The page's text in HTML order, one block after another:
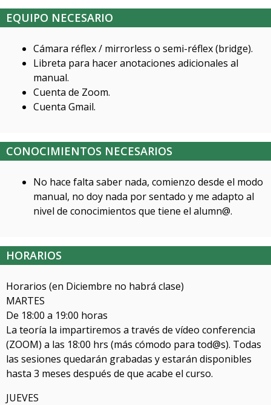
EQUIPO NECESARIO
Cámara réflex / mirrorless o semi-réflex (bridge).
Libreta para hacer anotaciones adicionales al
manual.
Cuenta de Zoom.
Cuenta Gmail.
CONOCIMIENTOS NECESARIOS
No hace falta saber nada, comienzo desde el modo
manual, no doy nada por sentado y me adapto al
nivel de conocimientos que tiene el alumn@.
HORARIOS
Horarios (en Diciembre no habrá clase)
MARTES
De 18:00 a 19:00 horas
La teoría la impartiremos a través de vídeo conferencia
(ZOOM) a las 18:00 hrs (más cómodo para tod@s). Todas
las sesiones quedarán grabadas y estarán disponibles
hasta 3 meses después de que acabe el curso.
JUEVES